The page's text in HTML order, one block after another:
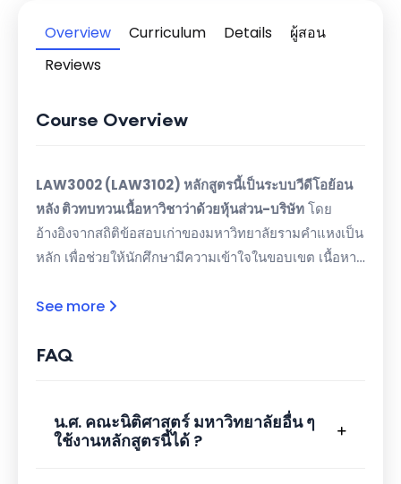
Overview Curriculum Details
ผู้สอน
Reviews
Course Overview
LAW3002 (LAW3102) หลักสูตรนี้เป็นระบบวีดีโอย้อน
หลัง ติวทบทวนเนื้อหาวิชาว่าด้วยหุ้นส่วน-บริษัทโดย
อ้างอิงจากสถิติข้อสอบเก่าของมหาวิทยาลัยรามคำแหงเป็น
หลัก เพื่อช่วยให้นักศึกษามีความเข้าใจในขอบเขต เนื้อหา
สมัครติวได้เช่นเดียวกัน เนื่องจากหลักสูตรนิติศาสตร์ทั่ว
มหาวิทยาลัยอื่นก่อนสั่งซื้อควรตรวจสอบขอบเขต เนื้อหา
เป็นระยะเวลา 4 เดือน นับแต่วันที่สั่งซื้อ)
See more
FAQ
น.ศ. คณะนิติศาสตร์ มหาวิทยาลัยอื่น ๆ
ใช้งานหลักสูตรนี้ได้ ?